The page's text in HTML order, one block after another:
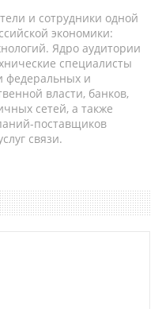
и сотрудники одной
экономики:
Ядро аудитории
специалисты
федеральных и
власти, банков,
сетей, а также
поставщиков
связи.